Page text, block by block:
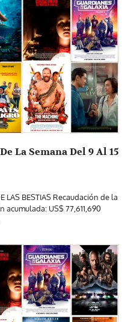
La Semana Del 9 Al 15
LAS BESTIAS Recaudación de la
acumulada: US$ 77,611,690